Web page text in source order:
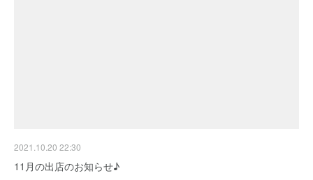
2021.10.20 22:30
11月の出店のお知らせ♪